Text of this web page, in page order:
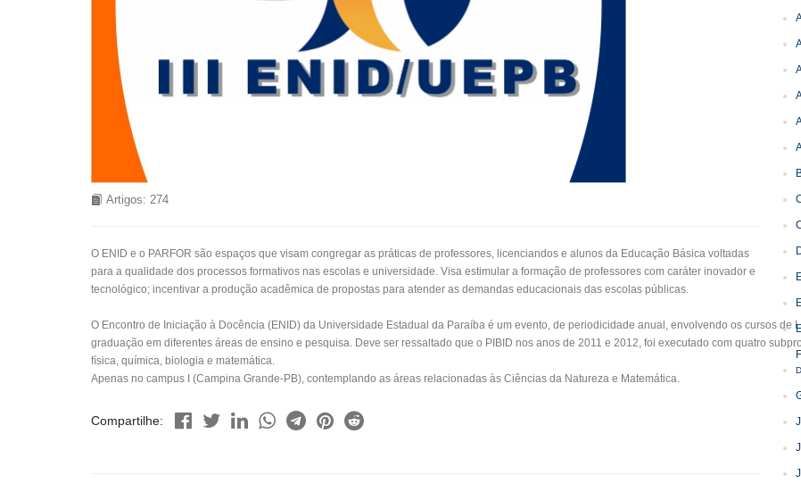
Artigos: 274
O ENID e o PARFOR são espaços que visam congregar as práticas de professores, licenciandos e alunos da Educação Básica voltadas
para a qualidade dos processos formativos nas escolas e universidade. Visa estimular a formação de professores com caráter inovador e
tecnológico; incentivar a produção acadêmica de propostas para atender as demandas educacionais das escolas públicas.
O Encontro de Iniciação à Docência (ENID) da Universidade Estadual da Paraíba é um evento, de periodicidade anual, envolvendo os cursos
graduação em diferentes áreas de ensino e pesquisa. Deve ser ressaltado que o PIBID nos anos de 2011 e 2012, foi executado com quatro
física, química, biologia e matemática.
Apenas no campus I (Campina Grande-PB), contemplando as áreas relacionadas às Ciências da Natureza e Matemática.
Compartilhe: